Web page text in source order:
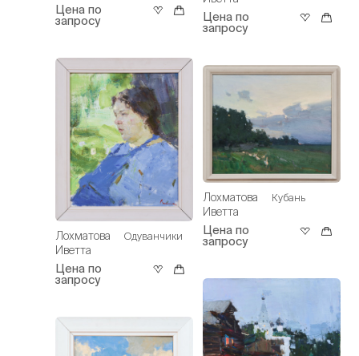
Цена по
запросу
Лохматова
Иветта
Одуванчики
Цена по
запросу
Цена по
запросу
Лохматова
Иветта
Кубань
Цена по
запросу